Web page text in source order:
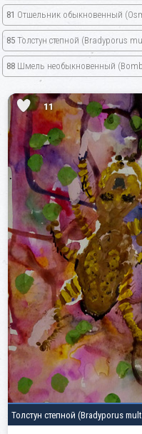
81 Отшельник обыкновенный
85 Толстун степной (Bradyporus
88 Шмель необыкновенный
11
Толстун степной (Bradyporus